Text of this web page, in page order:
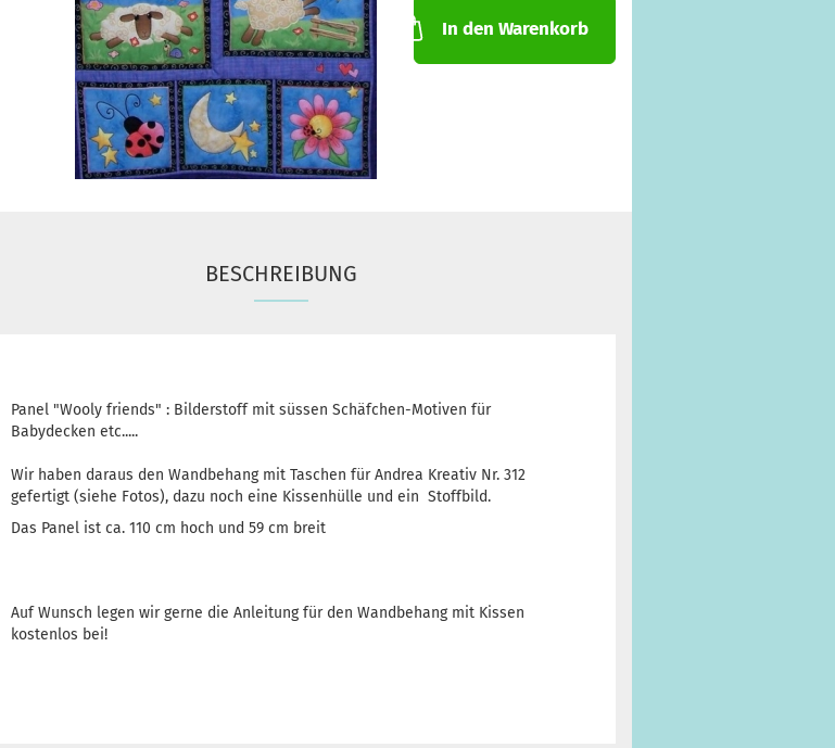
In den Warenkorb
BESCHREIBUNG
Panel "Wooly friends" : Bilderstoff mit süssen Schäfchen-Motiven für
Babydecken etc.....
Wir haben daraus den Wandbehang mit Taschen für Andrea Kreativ Nr. 312
gefertigt (siehe Fotos), dazu noch eine Kissenhülle und ein Stoffbild.
Das Panel ist ca. 110 cm hoch und 59 cm breit
Auf Wunsch legen wir gerne die Anleitung für den Wandbehang mit Kissen
kostenlos bei!